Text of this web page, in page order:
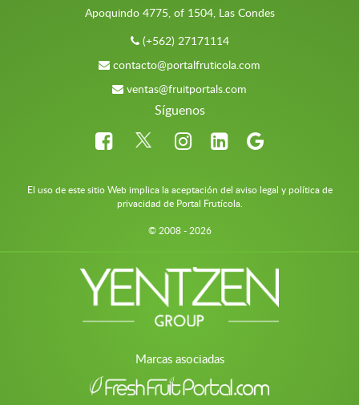
Apoquindo 4775, of 1504, Las Condes
(+562) 27171114
contacto@portalfruticola.com
ventas@fruitportals.com
Síguenos
El uso de este sitio Web implica la aceptación del aviso legal y política de
privacidad de Portal Frutícola.
© 2008 - 2026
Marcas asociadas